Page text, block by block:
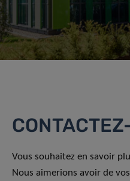
Vous souhaitez en savoir
Nous aimerions avoir de